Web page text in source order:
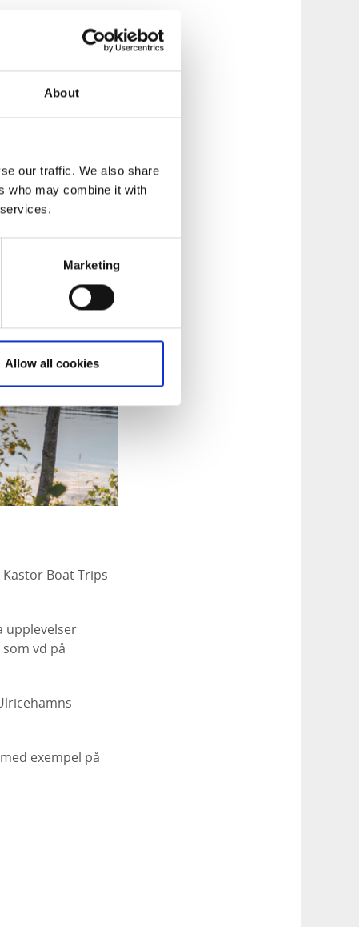
About
our traffic. We also share
who may combine it with
Marketing
Allow all cookies
Boat Trips
upplevelser
vd på
exempel på